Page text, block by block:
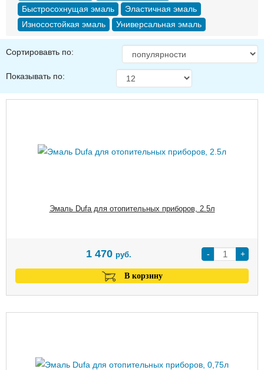
Быстросохнущая эмаль
Эластичная эмаль
Износостойкая эмаль
Универсальная эмаль
Сортировавть по:
Показывать по:
Эмаль Dufa для отопительных приборов, 2.5л
- +
1 470 руб.
В корзину